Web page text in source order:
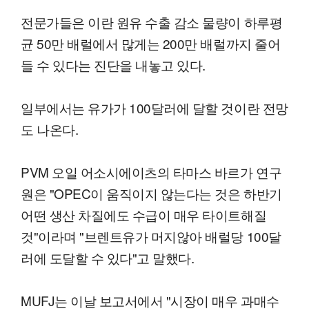
전문가들은 이란 원유 수출 감소 물량이 하루평
균 50만 배럴에서 많게는 200만 배럴까지 줄어
들 수 있다는 진단을 내놓고 있다.
일부에서는 유가가 100달러에 달할 것이란 전망
도 나온다.
PVM 오일 어소시에이츠의 타마스 바르가 연구
원은 "OPEC이 움직이지 않는다는 것은 하반기
어떤 생산 차질에도 수급이 매우 타이트해질
것"이라며 "브렌트유가 머지않아 배럴당 100달
러에 도달할 수 있다"고 말했다.
MUFJ는 이날 보고서에서 "시장이 매우 과매수